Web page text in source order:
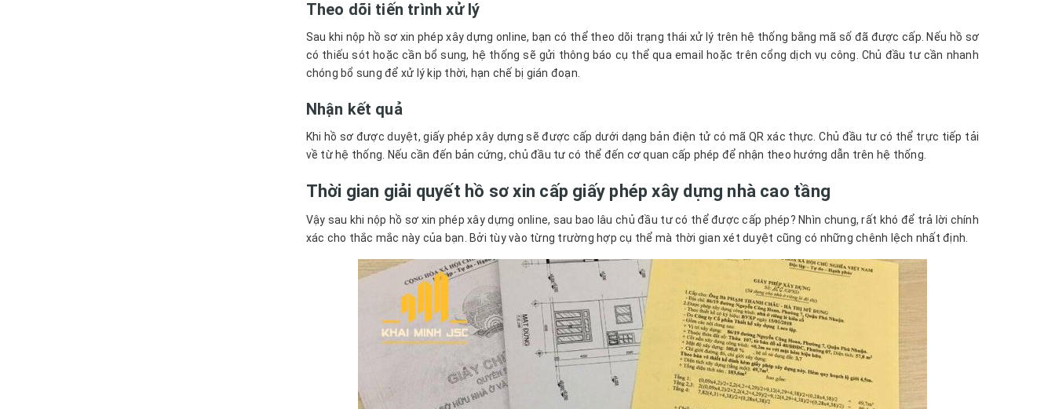
Theo dõi tiến trình xử lý
Sau khi nộp hồ sơ xin phép xây dựng online, bạn có thể theo dõi trạng thái xử lý trên hệ thống bằng mã số đã được cấp. Nếu hồ sơ
có thiếu sót hoặc cần bổ sung, hệ thống sẽ gửi thông báo cụ thể qua email hoặc trên cổng dịch vụ công. Chủ đầu tư cần nhanh
chóng bổ sung để xử lý kịp thời, hạn chế bị gián đoạn.
Nhận kết quả
Khi hồ sơ được duyệt, giấy phép xây dựng sẽ được cấp dưới dạng bản điện tử có mã QR xác thực. Chủ đầu tư có thể trực tiếp tải
về từ hệ thống. Nếu cần đến bản cứng, chủ đầu tư có thể đến cơ quan cấp phép để nhận theo hướng dẫn trên hệ thống.
Thời gian giải quyết hồ sơ xin cấp giấy phép xây dựng nhà cao tầng
Vậy sau khi nộp hồ sơ xin phép xây dựng online, sau bao lâu chủ đầu tư có thể được cấp phép? Nhìn chung, rất khó để trả lời chính
xác cho thắc mắc này của bạn. Bởi tùy vào từng trường hợp cụ thể mà thời gian xét duyệt cũng có những chênh lệch nhất định.